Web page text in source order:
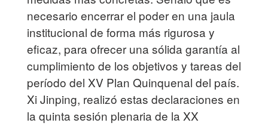
necesario encerrar el poder en una jaula
institucional de forma más rigurosa y
eficaz, para ofrecer una sólida garantía al
cumplimiento de los objetivos y tareas del
período del XV Plan Quinquenal del país.
Xi Jinping, realizó estas declaraciones en
la quinta sesión plenaria de la XX